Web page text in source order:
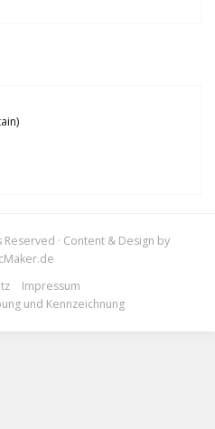
· Content & Design by
Impressum
und Kennzeichnung